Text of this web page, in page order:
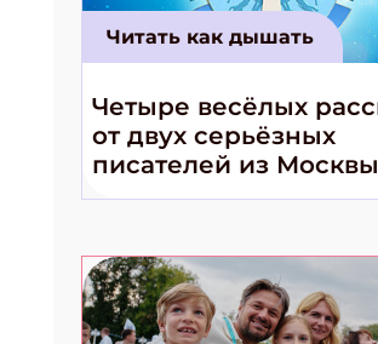
Читать как дышать
Четыре весёлых
от двух серьёзных
писателей из Москвы